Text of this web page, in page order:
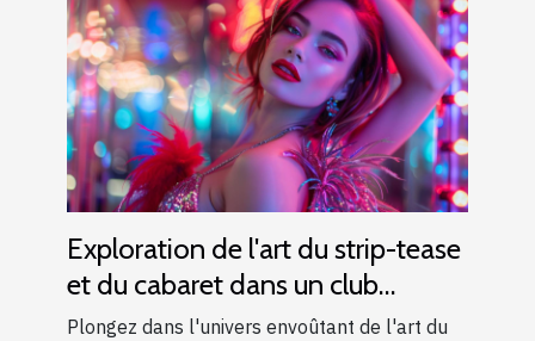
Exploration de l'art du strip-tease
et du cabaret dans un club
moderne
Plongez dans l'univers envoûtant de l'art du